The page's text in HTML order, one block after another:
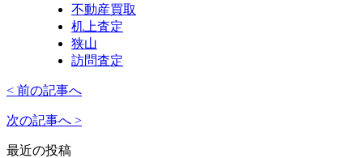
不動産買取
机上査定
狭山
訪問査定
< 前の記事へ
次の記事へ >
最近の投稿